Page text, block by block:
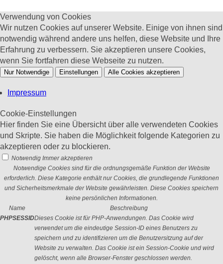
Verwendung von Cookies
Wir nutzen Cookies auf unserer Website. Einige von ihnen sind
notwendig während andere uns helfen, diese Website und Ihre
Erfahrung zu verbessern. Sie akzeptieren unsere Cookies,
wenn Sie fortfahren diese Webseite zu nutzen.
Nur Notwendige Einstellungen Alle Cookies akzeptieren
Impressum
Cookie-Einstellungen
Hier finden Sie eine Übersicht über alle verwendeten Cookies
und Skripte. Sie haben die Möglichkeit folgende Kategorien zu
akzeptieren oder zu blockieren.
Notwendig Immer akzeptieren
Notwendige Cookies sind für die ordnungsgemäße Funktion der Website
erforderlich. Diese Kategorie enthält nur Cookies, die grundlegende Funktionen
und Sicherheitsmerkmale der Website gewährleisten. Diese Cookies speichern
keine persönlichen Informationen.
Name
Beschreibung
PHPSESSIDDieses Cookie ist für PHP-Anwendungen. Das Cookie wird
verwendet um die eindeutige Session-ID eines Benutzers zu
speichern und zu identifizieren um die Benutzersitzung auf der
Website zu verwalten. Das Cookie ist ein Session-Cookie und wird
gelöscht, wenn alle Browser-Fenster geschlossen werden.